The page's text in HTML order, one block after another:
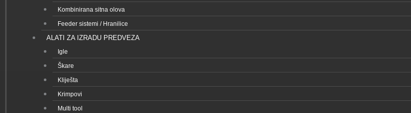
Kombinirana sitna olova
Feeder sistemi / Hranilice
ALATI ZA IZRADU PREDVEZA
Igle
Škare
Kliješta
Krimpovi
Multi tool